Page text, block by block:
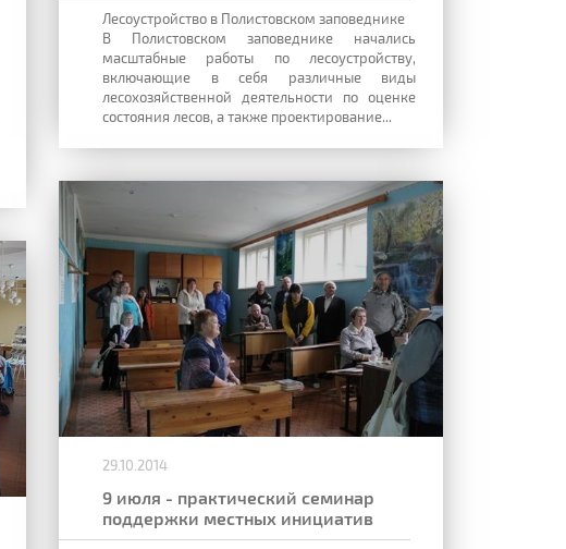
Лесоустройство в Полистовском заповеднике
В Полистовском заповеднике начались
масштабные работы по лесоустройству,
включающие в себя различные виды
лесохозяйственной деятельности по оценке
состояния лесов, а также проектирование...
29.10.2014
9 июля - практический семинар
поддержки местных инициатив